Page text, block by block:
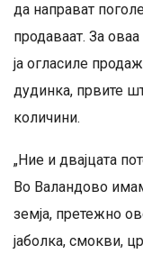
да направат
продаваат. За
ја огласиле
дудинка, првите
количини.
„Ние и двајцата
Во Валандово
земја, претежно
јаболка, смокви,